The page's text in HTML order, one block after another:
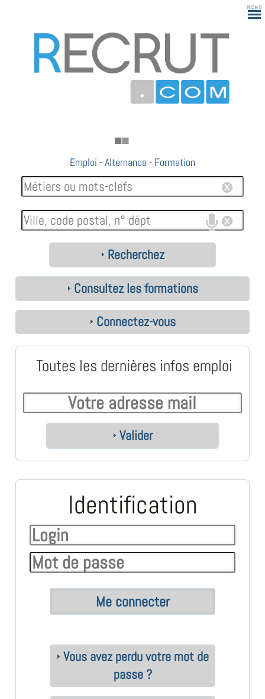
Emploi -Alternance - Formation
Recherchez
Consultez les formations
Connectez-vous
Toutes les dernières infos emploi
Valider
Identification
Vous avez perdu votre mot de
passe ?